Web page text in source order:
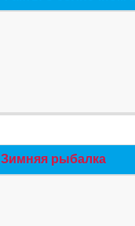
Зимняя рыбалка